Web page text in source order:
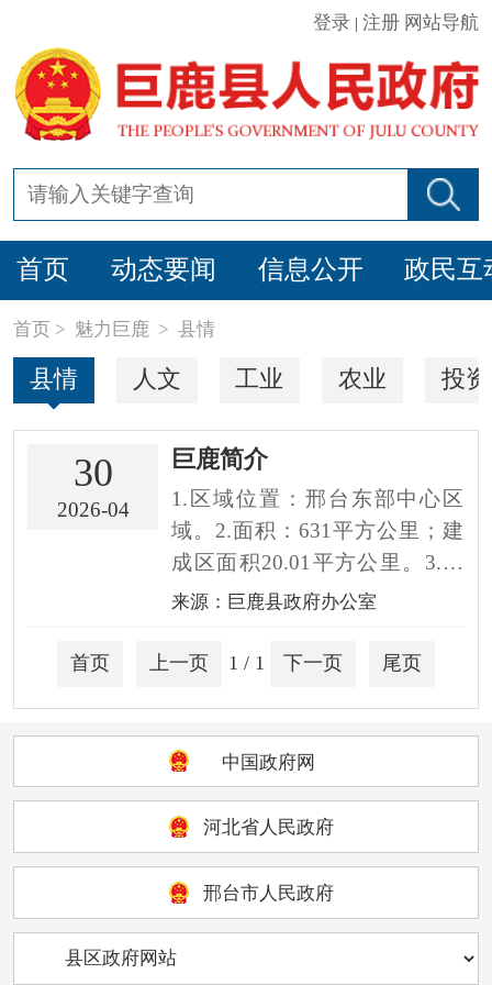
登录 |注册 网站导航
首页 动态要闻 信息公开 政民互
首页> 魅力巨鹿 > 县情
县情 人文 工业 农业 投
30
2026-04
巨鹿简介
1.区域位置：邢台东部中心区
域。2.面积：631平方公里；建
成区面积20.01平方公里。3.人
口：户籍人口43.3万人、常住人
人，城镇化率45.93%。...
来源：巨鹿县政府办公室
首页 上一页 1 / 1 下一页 尾页
中国政府网
河北省人民政府
邢台市人民政府